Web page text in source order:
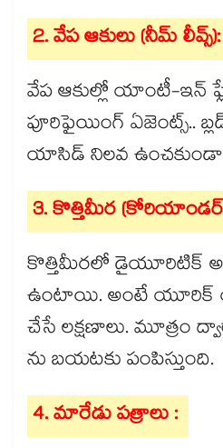
2. వేప ఆకులు (నీమ్ లీవ్స్):
వేప ఆకుల్లో యాంటీ-ఇన్
పూరిఫైయింగ్ ఏజెంట్స్..
యాసిడ్ నిలవ
3. కొత్తిమీర
కొత్తిమీరలో డైయూరిటిక్
ఉంటాయి. అంటే యూరిక్
చేసే లక్షణాలు.
ను బయటకు పంపిస్తుంది.
4. మారేడు పత్రాలు :